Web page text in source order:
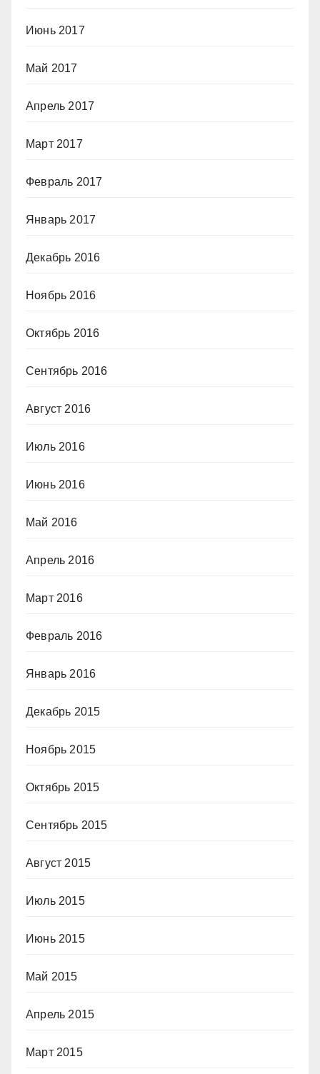
Июнь 2017
Май 2017
Апрель 2017
Март 2017
Февраль 2017
Январь 2017
Декабрь 2016
Ноябрь 2016
Октябрь 2016
Сентябрь 2016
Август 2016
Июль 2016
Июнь 2016
Май 2016
Апрель 2016
Март 2016
Февраль 2016
Январь 2016
Декабрь 2015
Ноябрь 2015
Октябрь 2015
Сентябрь 2015
Август 2015
Июль 2015
Июнь 2015
Май 2015
Апрель 2015
Март 2015